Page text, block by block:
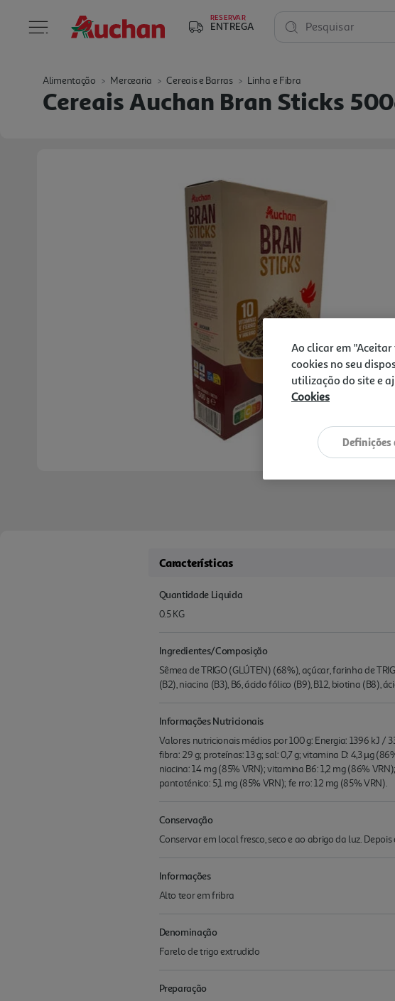
RESERVAR
ENTREGA Pesquisar
Alimentação Mercearia Cereais e Barras Linha e Fibra
Cereais Auchan Bran Sticks
Características
Quantidade Liquida
0.5 KG
Ingredientes/Composição
Sêmea de TRIGO (GLÚTEN) (68%), açúcar, farinha de
(B2), niacina (B3), B6, ácido fólico (B9), B12, biotina (B8),
Informações Nutricionais
Valores nutricionais médios por 100 g: Energia: 1396 kJ /
fibra: 29 g; proteínas: 13 g; sal: 0,7 g; vitamina D: 4,3 µg
niacina: 14 mg (85% VRN); vitamina B6: 1,2 mg (86%
pantoténico: 5,1 mg (85% VRN); fe rro: 12 mg (85% VRN).
Conservação
Conservar em local fresco, seco e ao abrigo da luz.
Informações
Alto teor em fribra
Denominação
Farelo de trigo extrudido
Preparação
Ao clicar em
cookies no seu
utilização do site e
Cookies
Definições